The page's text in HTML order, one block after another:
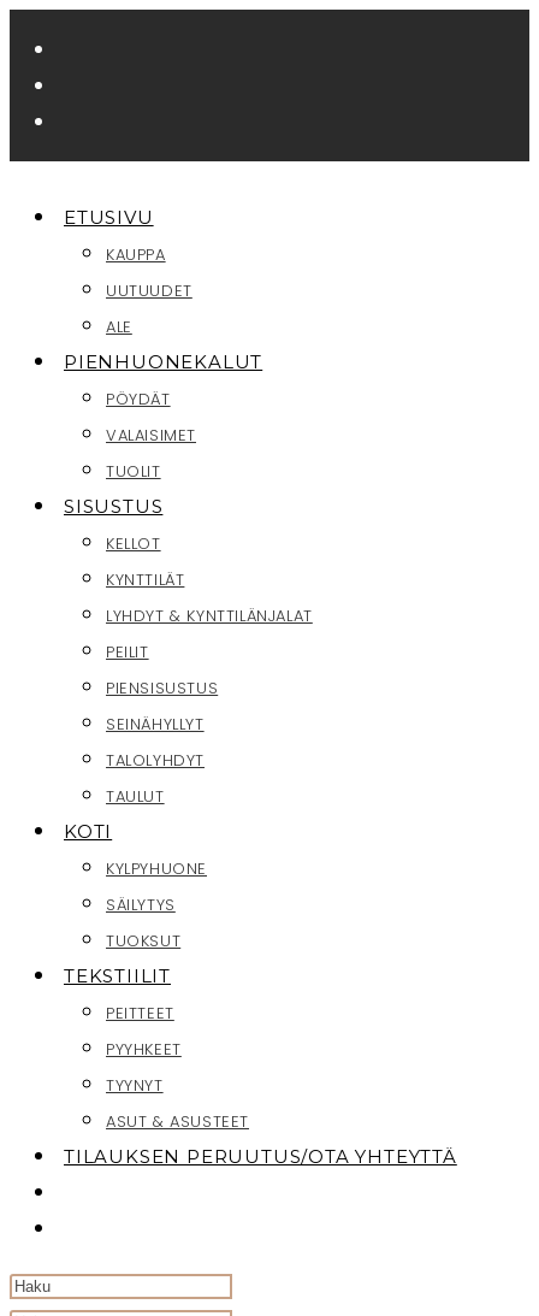
suoraan
sisältöön
ETUSIVU
KAUPPA
UUTUUDET
ALE
PIENHUONEKALUT
PÖYDÄT
VALAISIMET
TUOLIT
SISUSTUS
KELLOT
KYNTTILÄT
LYHDYT & KYNTTILÄNJALAT
PEILIT
PIENSISUSTUS
SEINÄHYLLYT
TALOLYHDYT
TAULUT
KOTI
KYLPYHUONE
SÄILYTYS
TUOKSUT
TEKSTIILIT
PEITTEET
PYYHKEET
TYYNYT
ASUT & ASUSTEET
TILAUKSEN PERUUTUS/OTA YHTEYTTÄ